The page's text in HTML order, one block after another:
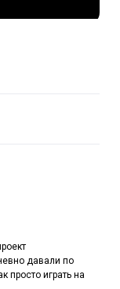
давали по
просто играть на